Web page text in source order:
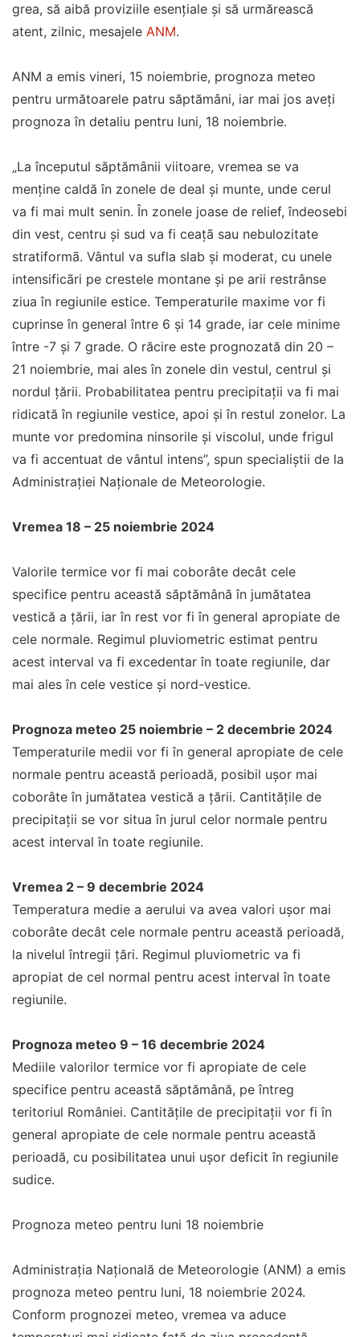
grea, să aibă proviziile esențiale și să urmărească
atent, zilnic, mesajele ANM.
ANM a emis vineri, 15 noiembrie, prognoza meteo
pentru următoarele patru săptămâni, iar mai jos aveți
prognoza în detaliu pentru luni, 18 noiembrie.
„La începutul săptămânii viitoare, vremea se va
menține caldă în zonele de deal şi munte, unde cerul
va fi mai mult senin. În zonele joase de relief, îndeosebi
din vest, centru şi sud va fi ceaţã sau nebulozitate
stratiformã. Vântul va sufla slab şi moderat, cu unele
intensificãri pe crestele montane şi pe arii restrânse
ziua în regiunile estice. Temperaturile maxime vor fi
cuprinse în general între 6 şi 14 grade, iar cele minime
între -7 şi 7 grade. O răcire este prognozată din 20 –
21 noiembrie, mai ales în zonele din vestul, centrul și
nordul țării. Probabilitatea pentru precipitații va fi mai
ridicată în regiunile vestice, apoi și în restul zonelor. La
munte vor predomina ninsorile și viscolul, unde frigul
va fi accentuat de vântul intens”, spun specialiștii de la
Administraţiei Naţionale de Meteorologie.
Vremea 18 – 25 noiembrie 2024
Valorile termice vor fi mai coborâte decât cele
specifice pentru această săptămână în jumătatea
vestică a țării, iar în rest vor fi în general apropiate de
cele normale. Regimul pluviometric estimat pentru
acest interval va fi excedentar în toate regiunile, dar
mai ales în cele vestice și nord-vestice.
Prognoza meteo 25 noiembrie – 2 decembrie 2024
Temperaturile medii vor fi în general apropiate de cele
normale pentru această perioadă, posibil ușor mai
coborâte în jumătatea vestică a țării. Cantitățile de
precipitații se vor situa în jurul celor normale pentru
acest interval în toate regiunile.
Vremea 2 – 9 decembrie 2024
Temperatura medie a aerului va avea valori ușor mai
coborâte decât cele normale pentru această perioadă,
la nivelul întregii țări. Regimul pluviometric va fi
apropiat de cel normal pentru acest interval în toate
regiunile.
Prognoza meteo 9 – 16 decembrie 2024
Mediile valorilor termice vor fi apropiate de cele
specifice pentru această săptămână, pe întreg
teritoriul României. Cantitățile de precipitații vor fi în
general apropiate de cele normale pentru această
perioadă, cu posibilitatea unui ușor deficit în regiunile
sudice.
Prognoza meteo pentru luni 18 noiembrie
Administrația Națională de Meteorologie (ANM) a emis
prognoza meteo pentru luni, 18 noiembrie 2024.
Conform prognozei meteo, vremea va aduce